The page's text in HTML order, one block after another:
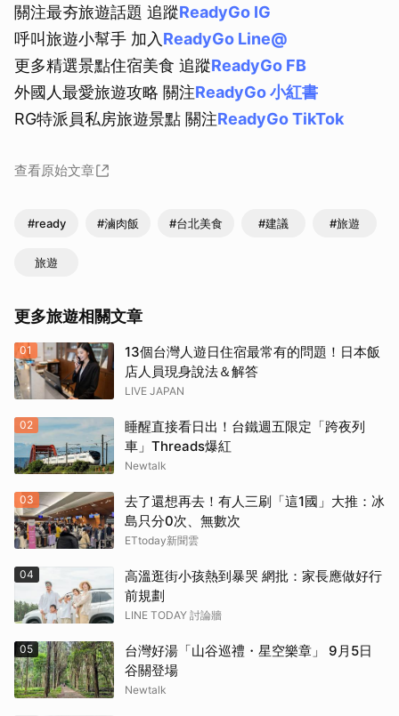
關注最夯旅遊話題 追蹤ReadyGo IG
呼叫旅遊小幫手 加入ReadyGo Line@
更多精選景點住宿美食 追蹤ReadyGo FB
外國人最愛旅遊攻略 關注ReadyGo 小紅書
RG特派員私房旅遊景點 關注ReadyGo TikTok
查看原始文章
#ready #滷肉飯 #台北美食 #建議 #旅遊
旅遊
更多旅遊相關文章
01
13個台灣人遊日住宿最常有的問題！日本飯
店人員現身說法＆解答
LIVE JAPAN
02
睡醒直接看日出！台鐵週五限定「跨夜列
車」Threads爆紅
Newtalk
03
去了還想再去！有人三刷「這1國」大推：冰
島只分0次、無數次
ETtoday新聞雲
04
高溫逛街小孩熱到暴哭 網批：家長應做好行
前規劃
LINE TODAY 討論牆
05
台灣好湯「山谷巡禮・星空樂章」 9月5日
谷關登場
Newtalk